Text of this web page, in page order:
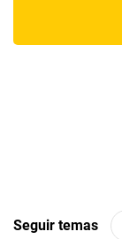
Seguir temas